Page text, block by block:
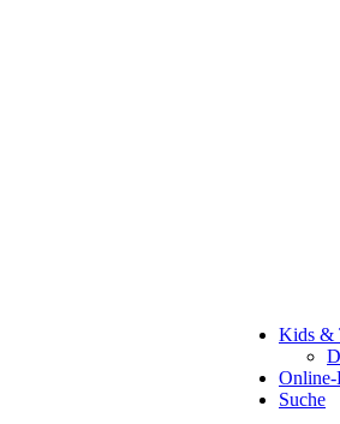
Kids &
Online-
Suche